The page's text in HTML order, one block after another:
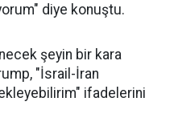
diye konuştu.
şeyin bir kara
"İsrail-İran
ifadelerini